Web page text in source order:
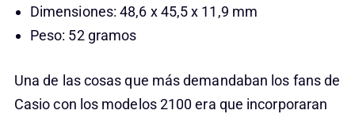
Dimensiones: 48,6 x 45,5 x 11,9 mm
Peso: 52 gramos
Una de las cosas que más demandaban los fans de
Casio con los modelos 2100 era que incorporaran